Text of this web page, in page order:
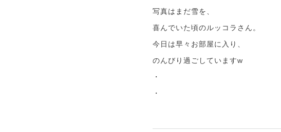
写真はまだ雪を、
喜んでいた頃のルッコラさん。
今日は早々お部屋に入り、
のんびり過ごしていますw
・
・